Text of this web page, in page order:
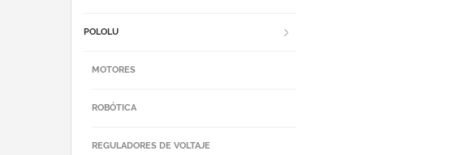
POLOLU
MOTORES
ROBÓTICA
REGULADORES DE VOLTAJE